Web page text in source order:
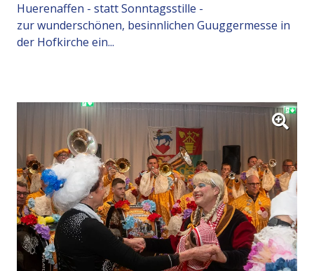
Huerenaffen - statt Sonntagsstille -
zur wunderschönen, besinnlichen Guuggermesse in
der Hofkirche ein...